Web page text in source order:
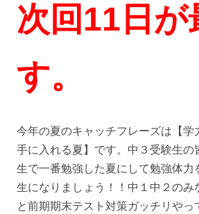
次回11日が
す。
今年の夏のキャッチフレーズは【
手に入れる夏】です。中３受験生の
生で一番勉強した夏にして勉強体力
生になりましょう！！中１中２のみ
と前期期末テスト対策ガッチリやっ